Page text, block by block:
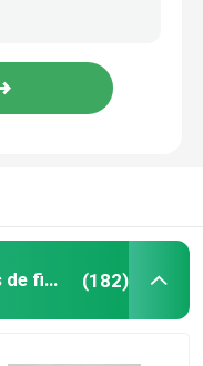
Composants passifs optiques de fibre (182)